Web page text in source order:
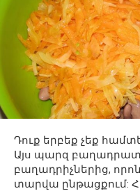
Դուք երբեք չեք
Այս պարզ
բաղադրիչներից,
տարվա ընթացքում: